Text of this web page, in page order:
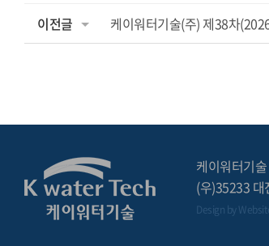
이전글 케이워터기술(주) 제38차
케이워터기
(우)35233 대
Design by